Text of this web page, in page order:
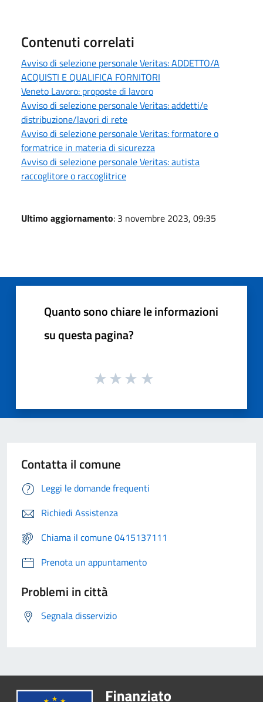
Contenuti correlati
Avviso di selezione personale Veritas: ADDETTO/A
ACQUISTI E QUALIFICA FORNITORI
Veneto Lavoro: proposte di lavoro
Avviso di selezione personale Veritas: addetti/e
distribuzione/lavori di rete
Avviso di selezione personale Veritas: formatore o
formatrice in materia di sicurezza
Avviso di selezione personale Veritas: autista
raccoglitore o raccoglitrice
Ultimo aggiornamento: 3 novembre 2023, 09:35
Quanto sono chiare le informazioni
su questa pagina?
Contatta il comune
Leggi le domande frequenti
Richiedi Assistenza
Chiama il comune 0415137111
Prenota un appuntamento
Problemi in città
Segnala disservizio